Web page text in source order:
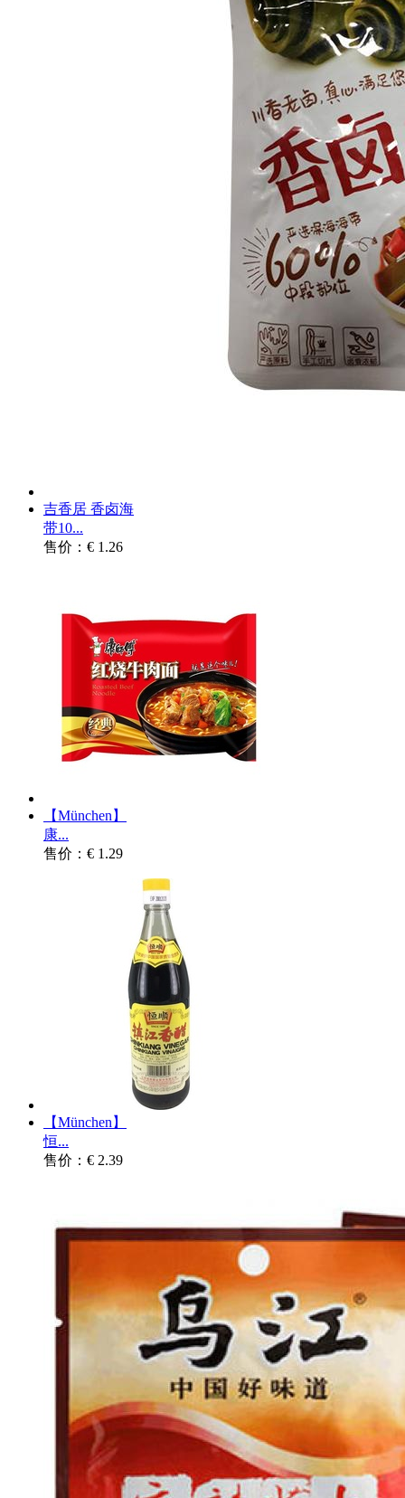
吉香居 香卤海
带10...
售价：€ 1.26
【München】
康...
售价：€ 1.29
【München】
恒...
售价：€ 2.39